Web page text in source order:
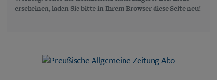
erscheinen, laden Sie bitte in Ihrem Browser diese Seite neu!